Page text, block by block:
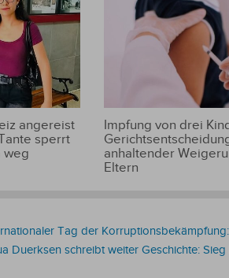
angereist
sperrt
weg
Impfung von drei
anhaltender
Eltern
Tag der
Duerksen schreibt weiter Geschichte: